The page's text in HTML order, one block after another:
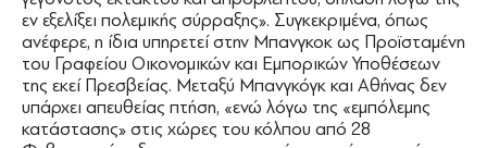
εν εξελίξει πολεμικής σύρραξης». Συγκεκριμένα, όπως
ανέφερε, η ίδια υπηρετεί στην Μπανγκοκ ως Προϊσταμένη
του Γραφείου Οικονομικών και Εμπορικών Υποθέσεων
της εκεί Πρεσβείας. Μεταξύ Μπανγκόγκ και Αθήνας δεν
υπάρχει απευθείας πτήση, «ενώ λόγω της «εμπόλεμης
κατάστασης» στις χώρες του κόλπου από 28